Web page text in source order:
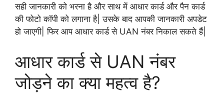
सही जानकारी को भरना है और साथ में आधार कार्ड और पैन कार्ड
की फोटो कॉपी को लगाना है| उसके बाद आपकी जानकारी अपडेट
हो जाएगी| फिर आप आधार कार्ड से UAN नंबर निकाल सकते हैं|
आधार कार्ड से UAN नंबर
जोड़ने का क्या महत्व है?